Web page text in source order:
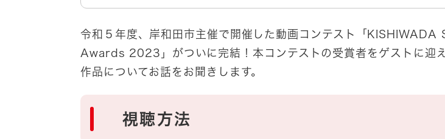
令和５年度、岸和田市主催で開催した動画コンテスト「KISHIWADA
Awards 2023」がついに完結！本コンテストの受賞者をゲストに迎
作品についてお話をお聞きします。
視聴方法